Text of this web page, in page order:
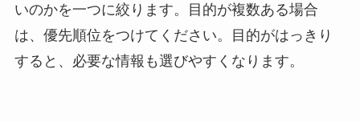
いのかを一つに絞ります。目的が複数ある場合
は、優先順位をつけてください。目的がはっきり
すると、必要な情報も選びやすくなります。